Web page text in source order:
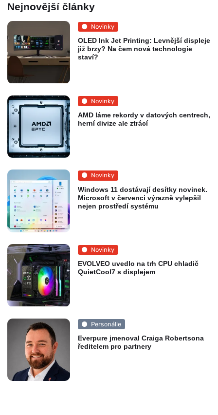
Nejnovější články
Novinky
OLED Ink Jet Printing: Levnější displeje
již brzy? Na čem nová technologie
staví?
Novinky
AMD láme rekordy v datových centrech,
herní divize ale ztrácí
Novinky
Windows 11 dostávají desítky novinek.
Microsoft v červenci výrazně vylepšil
nejen prostředí systému
Novinky
EVOLVEO uvedlo na trh CPU chladič
QuietCool7 s displejem
Personálie
Everpure jmenoval Craiga Robertsona
ředitelem pro partnery